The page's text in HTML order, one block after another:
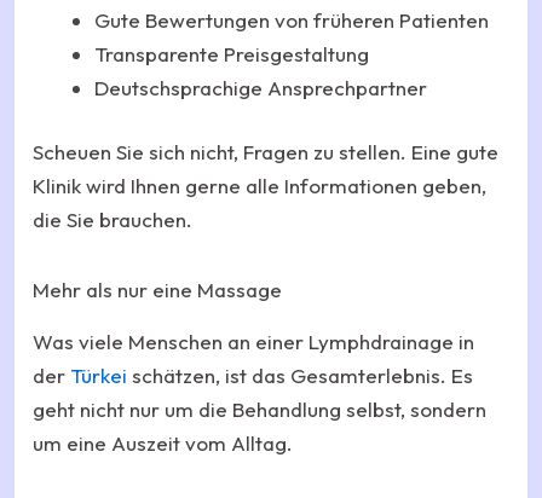
Gute Bewertungen von früheren Patienten
Transparente Preisgestaltung
Deutschsprachige Ansprechpartner
Scheuen Sie sich nicht, Fragen zu stellen. Eine gute
Klinik wird Ihnen gerne alle Informationen geben,
die Sie brauchen.
Mehr als nur eine Massage
Was viele Menschen an einer Lymphdrainage in
der Türkei schätzen, ist das Gesamterlebnis. Es
geht nicht nur um die Behandlung selbst, sondern
um eine Auszeit vom Alltag.